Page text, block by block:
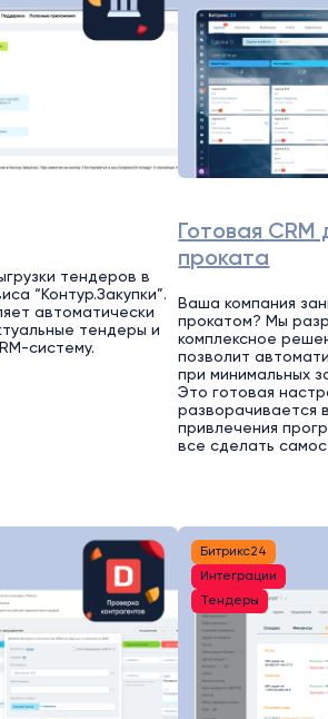
тендеров в
“Контур.Закупки”.
автоматически
тендеры и
систему.
Готовая CRM
проката
Ваша компания
прокатом? Мы
комплексное
позволит
при минимальных
Это готовая
разворачивается
привлечения
все сделать
Битрикс24
Интеграции
Тендеры